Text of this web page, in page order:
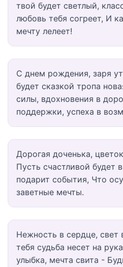
твой будет светлый,
любовь тебя согреет, И
мечту лелеет!
С днем рождения, заря
будет сказкой тропа
силы, вдохновения в
поддержки, успеха в
Дорогая доченька,
Пусть счастливой будет
подарит события, Что
заветные мечты.
Нежность в сердце, свет
тебя судьба несет на
улыбка, мечта свита -